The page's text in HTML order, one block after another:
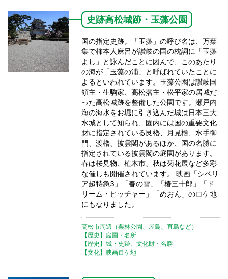
史跡高松城跡・玉藻公園
国の指定史跡。「玉藻」の呼び名は、万葉
集で柿本人麻呂が讃岐の国の枕詞に「玉藻
よし」と詠んだことに因んで、このあたり
の海が「玉藻の浦」と呼ばれていたことに
よるといわれています。玉藻公園は讃岐国
領主・生駒家、高松藩主・松平家の居城だ
った高松城跡を整備した公園です。瀬戸内
海の海水をお堀に引き込んだ城は日本三大
水城として知られ、園内には国の重要文化
財に指定されている艮櫓、月見櫓、水手御
門、渡櫓、披雲閣があるほか、国の名勝に
指定されている披雲閣の庭園があります。
春は桜見物、植木市、秋は菊花展など多彩
な催しも開催されています。 映画「シベリ
ア超特急3」「春の雪」「椿三十郎」「ド
リーム・ピッチャー」「めおん」のロケ地
にもなりました。
高松市周辺（栗林公園、屋島、直島など）
【歴史】庭園・名所
【歴史】城・史跡、文化財・名勝
【文化】映画ロケ地